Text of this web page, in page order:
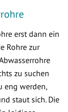
erst dann ein
Rohre zur
zu suchen
eng werden,
staut sich. Die